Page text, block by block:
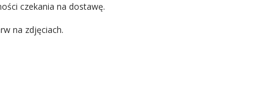
czekania na dostawę.
na zdjęciach.